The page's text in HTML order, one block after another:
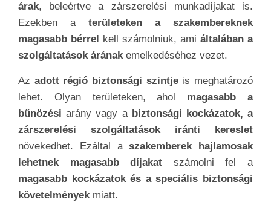
árak, beleértve a zárszerelési munkadíjakat is.
Ezekben aterületeken a szakembereknek
magasabb bérrel
kell számolniuk, ami általában a
szolgáltatások áránakemelkedéséhez vezet.
Az adott régió biztonsági szintjeis meghatározó
lehet. Olyan területeken, ahol magasabb a
bűnözésiarány vagy a biztonsági kockázatok, a
zárszerelési szolgáltatások iránti kereslet
növekedhet. Ezáltal aszakemberek hajlamosak
lehetnek magasabb díjakat számolni fel a
magasabb kockázatok és a speciális biztonsági
követelmények miatt.